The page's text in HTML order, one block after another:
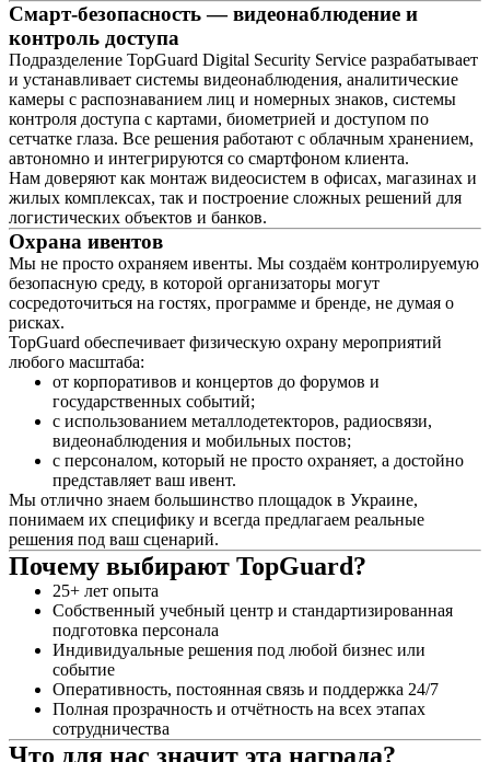
Смарт-безопасность — видеонаблюдение и
контроль доступа
Подразделение TopGuard Digital Security Service разрабатывает
и устанавливает системы видеонаблюдения, аналитические
камеры с распознаванием лиц и номерных знаков, системы
контроля доступа с картами, биометрией и доступом по
сетчатке глаза. Все решения работают с облачным хранением,
автономно и интегрируются со смартфоном клиента.
Нам доверяют как монтаж видеосистем в офисах, магазинах и
жилых комплексах, так и построение сложных решений для
логистических объектов и банков.
Охрана ивентов
Мы не просто охраняем ивенты. Мы создаём контролируемую
безопасную среду, в которой организаторы могут
сосредоточиться на гостях, программе и бренде, не думая о
рисках.
TopGuard обеспечивает физическую охрану мероприятий
любого масштаба:
от корпоративов и концертов до форумов и
государственных событий;
с использованием металлодетекторов, радиосвязи,
видеонаблюдения и мобильных постов;
с персоналом, который не просто охраняет, а достойно
представляет ваш ивент.
Мы отлично знаем большинство площадок в Украине,
понимаем их специфику и всегда предлагаем реальные
решения под ваш сценарий.
Почему выбирают TopGuard?
25+ лет опыта
Собственный учебный центр и стандартизированная
подготовка персонала
Индивидуальные решения под любой бизнес или
событие
Оперативность, постоянная связь и поддержка 24/7
Полная прозрачность и отчётность на всех этапах
сотрудничества
Что для нас значит эта награда?